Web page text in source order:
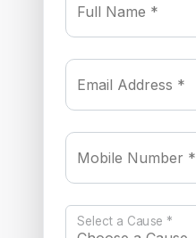
Full Name *
Email Address *
Mobile Number *
Select a Cause *